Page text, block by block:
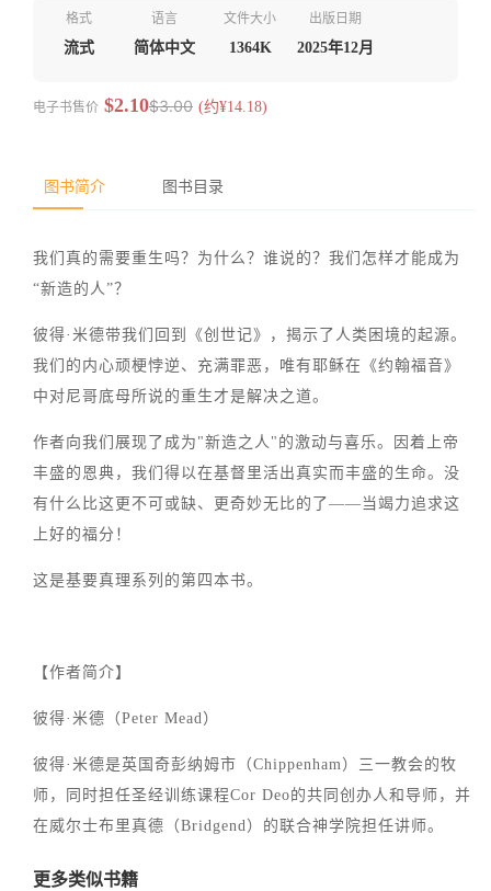
格式
流式
语言
简体中文
文件大小
1364K
出版日期
2025年12月
电子书售价 $2.10$3.00 (约¥14.18)
图书简介 图书目录
我们真的需要重生吗？为什么？谁说的？我们怎样才能成为
“新造的人”？
彼得·米德带我们回到《创世记》，揭示了人类困境的起源。
我们的内心顽梗悖逆、充满罪恶，唯有耶稣在《约翰福音》
中对尼哥底母所说的重生才是解决之道。
作者向我们展现了成为"新造之人"的激动与喜乐。因着上帝
丰盛的恩典，我们得以在基督里活出真实而丰盛的生命。没
有什么比这更不可或缺、更奇妙无比的了——当竭力追求这
上好的福分！
这是基要真理系列的第四本书。
【作者简介】
彼得·米德（Peter Mead）
彼得·米德是英国奇彭纳姆市（Chippenham）三一教会的牧
师，同时担任圣经训练课程Cor Deo的共同创办人和导师，并
在威尔士布里真德（Bridgend）的联合神学院担任讲师。
更多类似书籍